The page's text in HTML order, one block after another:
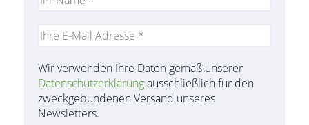
Wir verwenden Ihre Daten gemäß unserer
Datenschutzerklärungausschließlich für den
zweckgebundenen Versand unseres
Newsletters.